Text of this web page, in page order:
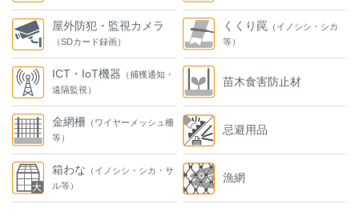
屋外防犯・監視カメラ
（SDカード録画）
ICT・IoT機器 （捕獲通知・
遠隔監視）
金網柵 （ワイヤーメッシュ柵
等）
箱わな （イノシシ・シカ・サ
ル等）
くくり罠 （イノシシ・シカ
等）
苗木食害防止材
忌避用品
漁網